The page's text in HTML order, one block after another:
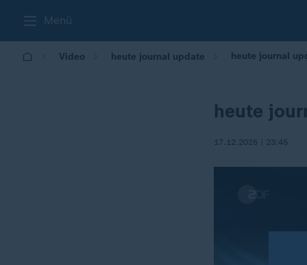
Menü
Video heute journal update heute journal
heute
17.12.2025 | 23:45